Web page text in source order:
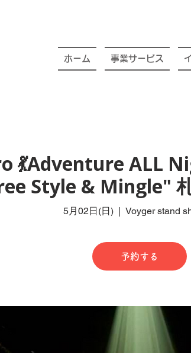
ホーム 事業サービス
💃Adventure ALL
Style & Mingle"
5月02日(日)
  |
Voyger stand
予約する